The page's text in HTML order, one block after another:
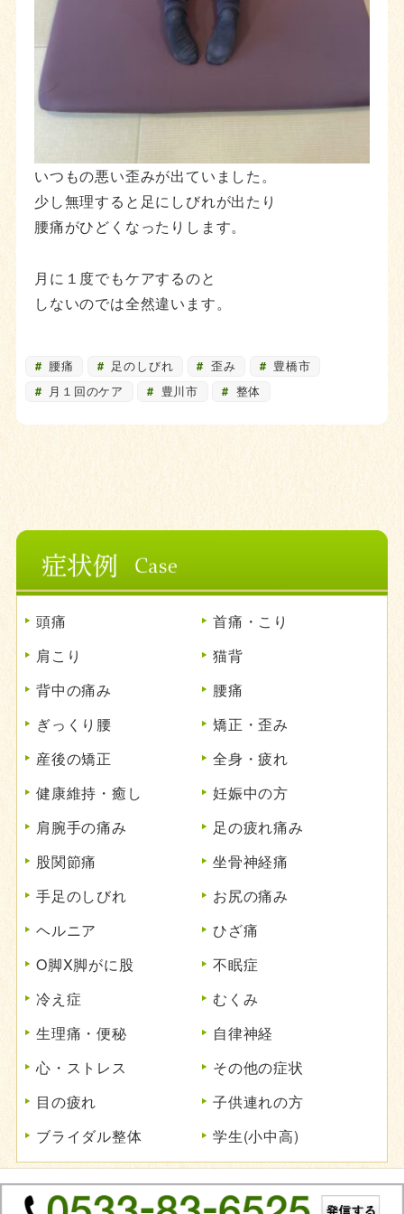
いつもの悪い歪みが出ていました。
少し無理すると足にしびれが出たり
腰痛がひどくなったりします。
月に１度でもケアするのと
しないのでは全然違います。
腰痛 足のしびれ 歪み
豊橋市
月１回のケア
豊川市 整体
頭痛
首痛・こり
肩こり
猫背
背中の痛み
腰痛
ぎっくり腰
矯正・歪み
産後の矯正
全身・疲れ
健康維持・癒し
妊娠中の方
肩腕手の痛み
足の疲れ痛み
股関節痛
坐骨神経痛
手足のしびれ
お尻の痛み
ヘルニア
ひざ痛
O脚X脚がに股
不眠症
冷え症
むくみ
生理痛・便秘
自律神経
心・ストレス
その他の症状
目の疲れ
子供連れの方
ブライダル整体
学生(小中高)